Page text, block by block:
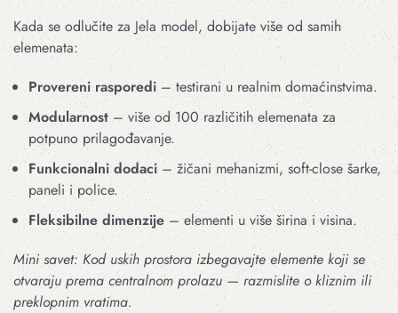
Kada se odlučite za Jela model, dobijate više od samih
elemenata:
Provereni rasporedi – testirani u realnim domaćinstvima.
Modularnost– više od 100 različitih elemenata za
potpuno prilagođavanje.
Funkcionalni dodaci – žičani mehanizmi, soft-close šarke,
paneli i police.
Fleksibilne dimenzije – elementi u više širina i visina.
Mini savet: Kod uskih prostora izbegavajte elemente koji se
otvaraju prema centralnom prolazu — razmislite o kliznim ili
preklopnim vratima.